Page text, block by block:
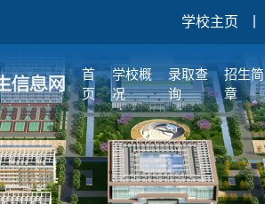
学校主页
首
页
学校概
况
录取查
询
招生简
章